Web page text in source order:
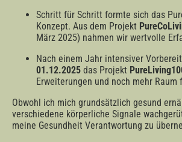
Schritt für Schritt formte sich das
Konzept. Aus dem Projekt
März 2025) nahmen wir wertvolle
Nach einem Jahr intensiver
01.12.2025 das Projekt
Erweiterungen und noch mehr Raum
Obwohl ich mich grundsätzlich gesund
verschiedene körperliche Signale
meine Gesundheit Verantwortung zu